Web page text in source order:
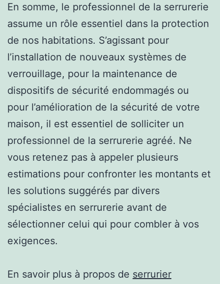
En somme, le professionnel de la serrurerie
assume un rôle essentiel dans la protection
de nos habitations. S’agissant pour
l’installation de nouveaux systèmes de
verrouillage, pour la maintenance de
dispositifs de sécurité endommagés ou
pour l’amélioration de la sécurité de votre
maison, il est essentiel de solliciter un
professionnel de la serrurerie agréé. Ne
vous retenez pas à appeler plusieurs
estimations pour confronter les montants et
les solutions suggérés par divers
spécialistes en serrurerie avant de
sélectionner celui qui pour combler à vos
exigences.
En savoir plus à propos de serrurier